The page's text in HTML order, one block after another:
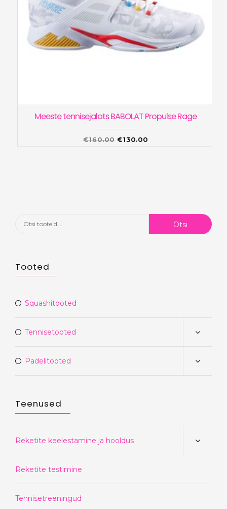
Meeste tennisejalats BABOLAT Propulse Rage
€160.00 Algne
€130.00Praegune
Otsi: Otsi
Tooted
Squashitooted
Tennisetooted
Padelitooted
Teenused
Reketite keelestamine ja hooldus
Reketite testimine
Tennisetreeningud